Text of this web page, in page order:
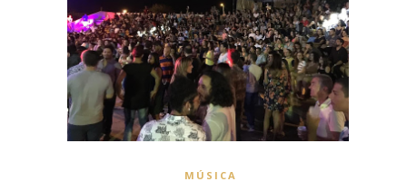
MÚSICA